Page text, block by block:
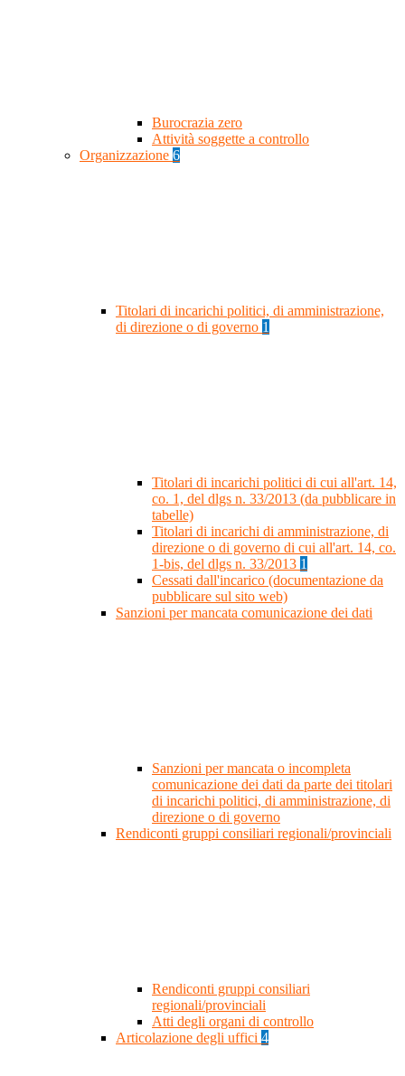
Burocrazia zero
Attività soggette a controllo
Organizzazione 6
Titolari di incarichi politici, di amministrazione,
di direzione o di governo 1
Titolari di incarichi politici di cui all'art. 14,
co. 1, del dlgs n. 33/2013 (da pubblicare in
tabelle)
Titolari di incarichi di amministrazione, di
direzione o di governo di cui all'art. 14, co.
1-bis, del dlgs n. 33/2013 1
Cessati dall'incarico (documentazione da
pubblicare sul sito web)
Sanzioni per mancata comunicazione dei dati
Sanzioni per mancata o incompleta
comunicazione dei dati da parte dei titolari
di incarichi politici, di amministrazione, di
direzione o di governo
Rendiconti gruppi consiliari regionali/provinciali
Rendiconti gruppi consiliari
regionali/provinciali
Atti degli organi di controllo
Articolazione degli uffici 4